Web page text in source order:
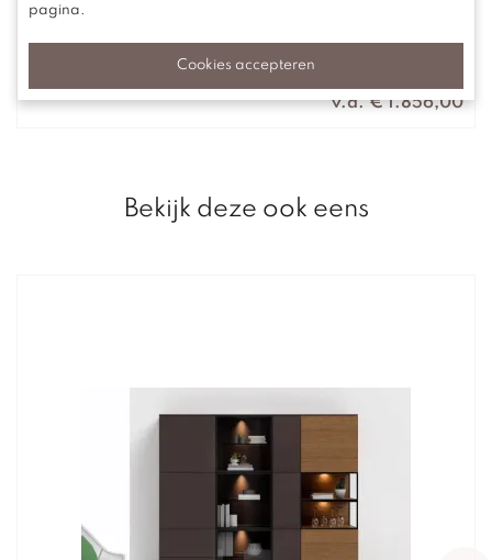
v.a. € 1.856,00
Bekijk deze ook eens
pagina.
Cookies accepteren